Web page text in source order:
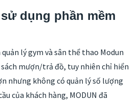
dụng phần mềm
lý gym và sân thể thao Modun
sách mượn/trả đồ, tuy nhiên chỉ hiển
nhưng không có quản lý số lượng
của khách hàng, MODUN đã